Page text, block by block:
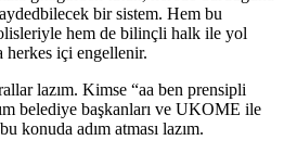
bir sistem. Hem bu
hem de bilinçli halk ile yol
herkes içi engellenir.
lazım. Kimse “aa ben prensipli
belediye başkanları ve UKOME ile
konuda adım atması lazım.